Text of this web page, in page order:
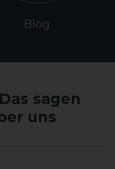
Blog
sagen
uns